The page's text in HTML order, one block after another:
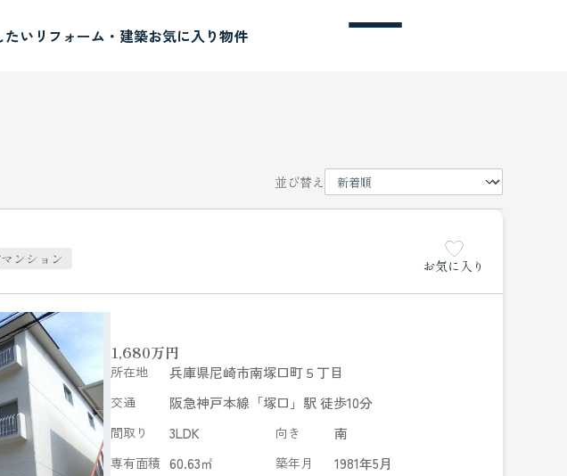
たい リフォーム・建築お気に入り物件
並び替え
ンション お気に入り
1,680万円
所在地 兵庫県尼崎市南塚口町５丁目
交通 阪急神戸本線「塚口」駅 徒歩10分
間取り 3LDK 向き 南
専有面積 60.63㎡ 築年月 1981年5月